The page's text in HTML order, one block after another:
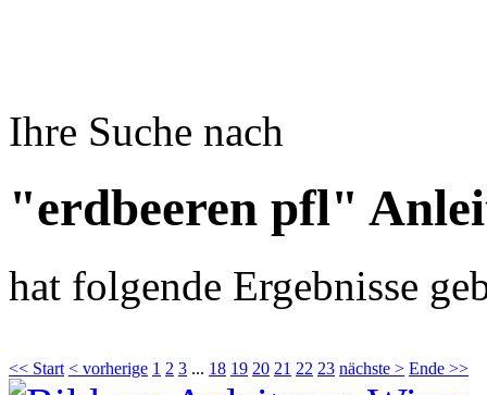
Ihre Suche nach
"erdbeeren pfl"
hat folgende Ergebnisse
<< Start < vorherige 1 2 3 ... 18 19 20 21 22 23 nächste > Ende >>